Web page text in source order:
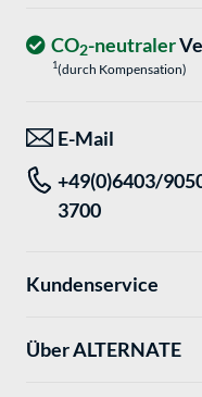
CO2-neutraler
1(durch Kompensation)
E-Mail
+49(0)6403/
3700
Kundenservice
Über ALTERNATE